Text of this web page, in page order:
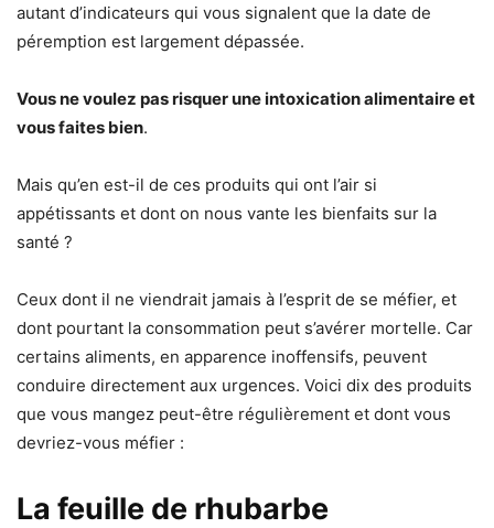
autant d’indicateurs qui vous signalent que la date de
péremption est largement dépassée.
Vous ne voulez pas risquer une intoxication alimentaire et
vous faites bien.
Mais qu’en est-il de ces produits qui ont l’air si
appétissants et dont on nous vante les bienfaits sur la
santé ?
Ceux dont il ne viendrait jamais à l’esprit de se méfier, et
dont pourtant la consommation peut s’avérer mortelle. Car
certains aliments, en apparence inoffensifs, peuvent
conduire directement aux urgences. Voici dix des produits
que vous mangez peut-être régulièrement et dont vous
devriez-vous méfier :
La feuille de rhubarbe